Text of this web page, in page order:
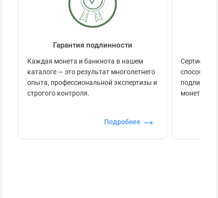
Гарантия подлинности
Каждая монета и банкнота в нашем
каталоге — это результат многолетнего
опыта, профессиональной экспертизы и
строгого контроля.
Подробнее
способов
монеты.